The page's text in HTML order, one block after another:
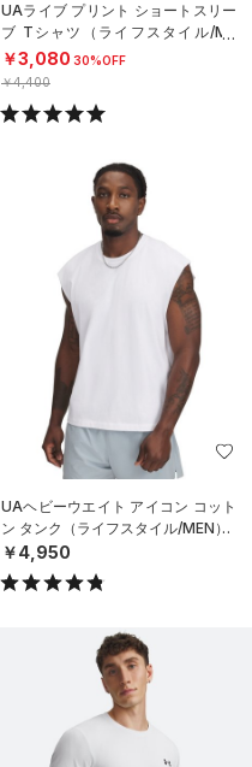
UAライブ プリント ショートスリー
ブ Tシャツ（ライフスタイル/ME
N）
￥3,080 30%OFF
￥4,400
UAヘビーウエイト アイコン コット
ン タンク（ライフスタイル/MEN）
￥4,950